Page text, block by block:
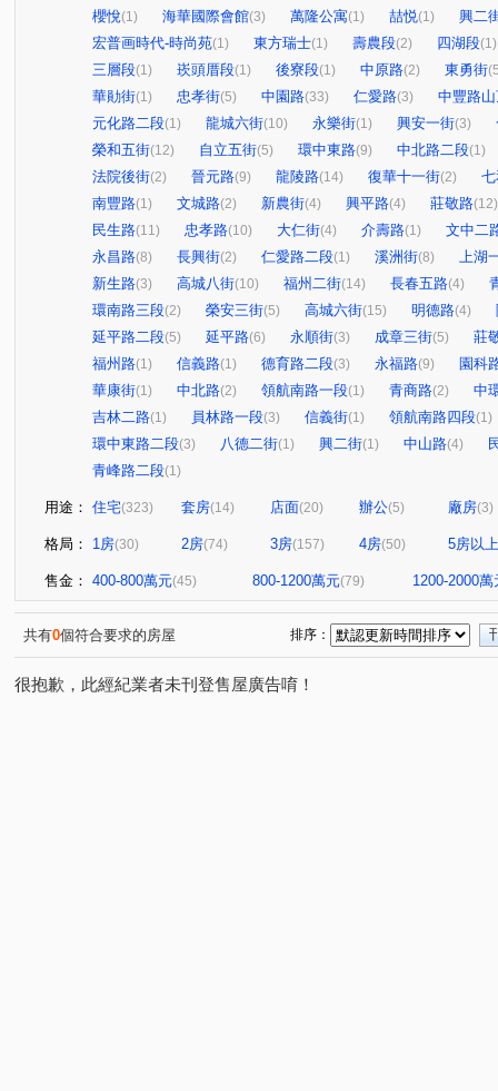
櫻悅(1) 海華國際會館(3) 萬隆公寓(1) 喆悦(1)
興二
宏普画時代-時尚苑(1) 東方瑞士(1) 壽農段(2) 四湖段(1)
三層段(1) 崁頭厝段(1) 後寮段(1) 中原路(2) 東勇街
華勛街(1) 忠孝街(5) 中園路(33) 仁愛路(3)
中豐路
元化路二段(1) 龍城六街(10) 永樂街(1) 興安一街(3)
榮和五街(12) 自立五街(5) 環中東路(9) 中北路二段(1)
法院後街(2) 晉元路(9) 龍陵路(14) 復華十一街(2)
南豐路(1) 文城路(2) 新農街(4) 興平路(4) 莊敬路(12)
民生路(11) 忠孝路(10) 大仁街(4) 介壽路(1)
文中二
永昌路(8) 長興街(2) 仁愛路二段(1) 溪洲街(8)
上湖
新生路(3) 高城八街(10) 福州二街(14) 長春五路(4)
環南路三段(2) 榮安三街(5) 高城六街(15) 明德路(4)
延平路二段(5) 延平路(6) 永順街(3) 成章三街(5)
莊
福州路(1) 信義路(1) 德育路二段(3) 永福路(9)
園科
華康街(1) 中北路(2) 領航南路一段(1) 青商路(2)
中
吉林二路(1) 員林路一段(3) 信義街(1) 領航南路四段(1)
環中東路二段(3) 八德二街(1) 興二街(1) 中山路(4)
青峰路二段(1)
用途： 住宅(323) 套房(14) 店面(20) 辦公(5) 廠房(3)
格局： 1房(30) 2房(74) 3房(157) 4房(50) 5房以上
售金： 400-800萬元(45) 800-1200萬元(79) 1200-2000萬
共有0個符合要求的房屋 排序：
很抱歉，此經紀業者未刊登售屋廣告唷！